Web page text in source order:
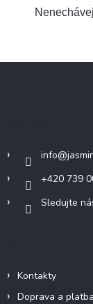
info@
+420 739
Sledujte
Kontakty
Doprava a platba